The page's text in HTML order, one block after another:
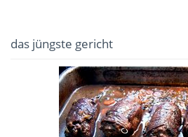
das jüngste gericht